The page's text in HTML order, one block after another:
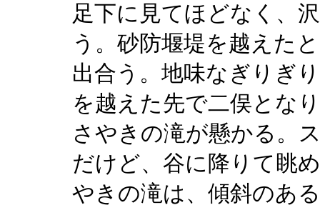
足下に見てほどなく、
う。砂防堰堤を越えた
出合う。地味なぎりぎ
を越えた先で二俣とな
さやきの滝が懸かる。
だけど、谷に降りて眺
やきの滝は、傾斜のあ